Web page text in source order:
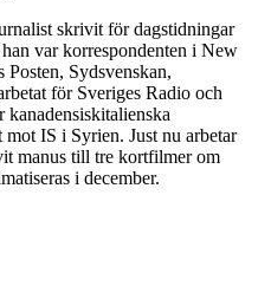
skrivit för dagstidningar
var korrespondenten i New
Sydsvenskan,
för Sveriges Radio och
IS i Syrien. Just nu arbetar
manus till tre kortfilmer om
i december.